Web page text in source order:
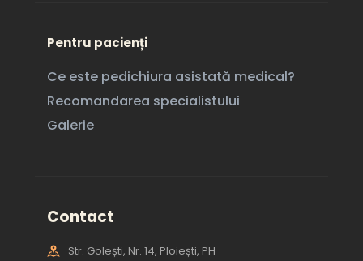
Pentru pacienți
Ce este pedichiura asistată medical?
Recomandarea specialistului
Galerie
Contact
Str. Golești, Nr. 14, Ploiești, PH